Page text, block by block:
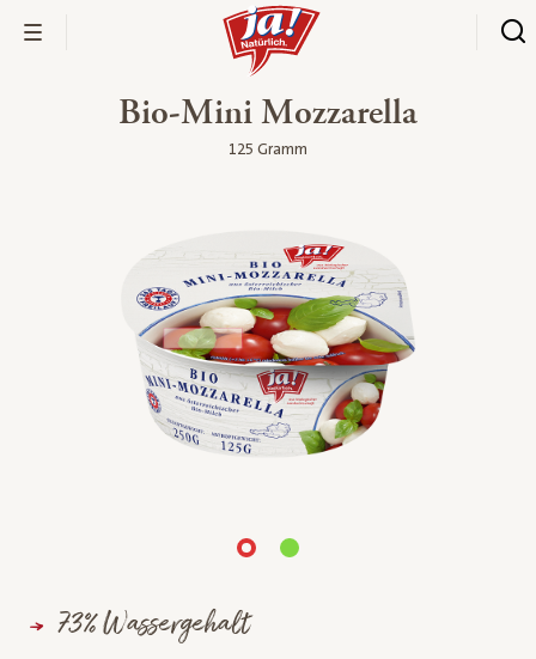
Bio-Mini Mozzarella
125 Gramm
73% Wassergehalt